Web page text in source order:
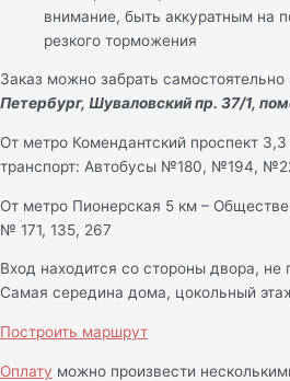
внимание, быть аккуратным на
резкого торможения
Заказ можно забрать самостоятельно
Петербург, Шуваловский пр. 37/1,
От метро Комендантский проспект
транспорт: Автобусы №180, №194,
От метро Пионерская 5 км –
№ 171, 135, 267
Вход находится со стороны двора,
Самая середина дома, цокольный
Построить маршрут
Оплату можно произвести